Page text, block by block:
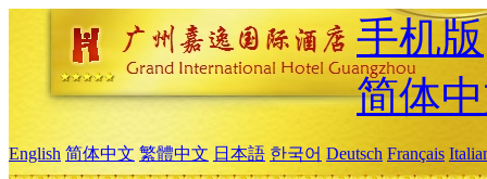
手机版
简体
English 简体中文 繁體中文 日本語 한국어 Deutsch Français